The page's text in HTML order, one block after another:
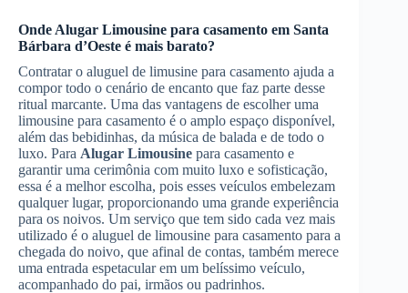
Onde Alugar Limousine para casamento em Santa
Bárbara d’Oeste é mais barato?
Contratar o aluguel de limusine para casamento ajuda a
compor todo o cenário de encanto que faz parte desse
ritual marcante. Uma das vantagens de escolher uma
limousine para casamento é o amplo espaço disponível,
além das bebidinhas, da música de balada e de todo o
luxo. Para Alugar Limousine para casamento e
garantir uma cerimônia com muito luxo e sofisticação,
essa é a melhor escolha, pois esses veículos embelezam
qualquer lugar, proporcionando uma grande experiência
para os noivos. Um serviço que tem sido cada vez mais
utilizado é o aluguel de limousine para casamento para a
chegada do noivo, que afinal de contas, também merece
uma entrada espetacular em um belíssimo veículo,
acompanhado do pai, irmãos ou padrinhos.